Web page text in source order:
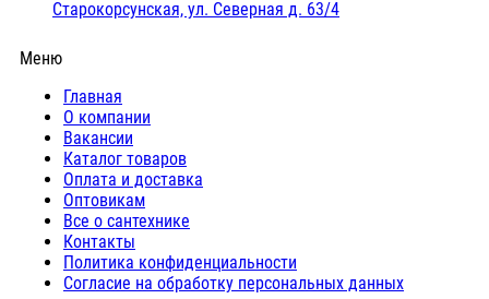
Старокорсунская, ул. Северная д. 63/4
Меню
Главная
О компании
Вакансии
Каталог товаров
Оплата и доставка
Оптовикам
Все о сантехнике
Контакты
Политика конфиденциальности
Согласие на обработку персональных данных